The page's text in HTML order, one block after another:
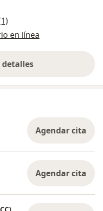
en línea
la experiencia
Agendar cita
Agendar cita